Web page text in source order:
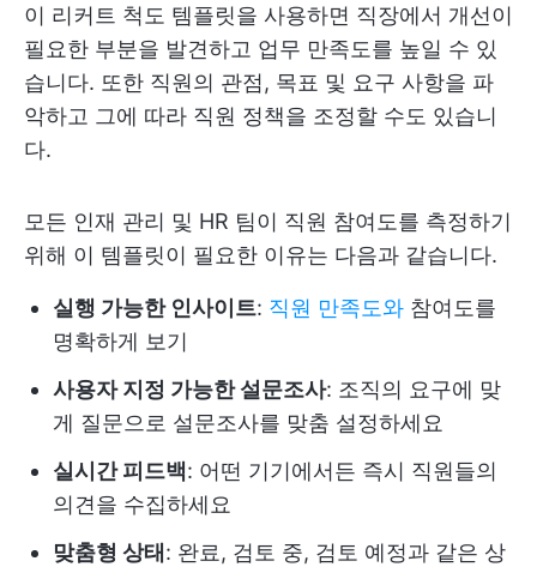
이 리커트 척도 템플릿을 사용하면 직장에서 개선이
필요한 부분을 발견하고 업무 만족도를 높일 수 있
습니다. 또한 직원의 관점, 목표 및 요구 사항을 파
악하고 그에 따라 직원 정책을 조정할 수도 있습니
다.
모든 인재 관리 및 HR 팀이 직원 참여도를 측정하기
위해 이 템플릿이 필요한 이유는 다음과 같습니다.
실행 가능한 인사이트: 직원 만족도와 참여도를
명확하게 보기
사용자 지정 가능한 설문조사: 조직의 요구에 맞
게 질문으로 설문조사를 맞춤 설정하세요
실시간 피드백: 어떤 기기에서든 즉시 직원들의
의견을 수집하세요
맞춤형 상태: 완료, 검토 중, 검토 예정과 같은 상